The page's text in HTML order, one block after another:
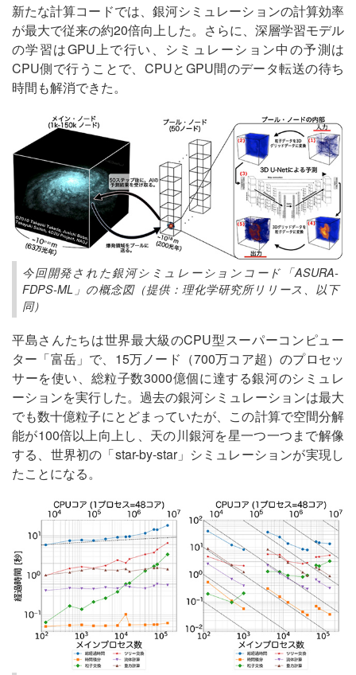
新たな計算コードでは、銀河シミュレーションの計算効率
が最大で従来の約20倍向上した。さらに、深層学習モデル
の学習はGPU上で行い、シミュレーション中の予測は
CPU側で行うことで、CPUとGPU間のデータ転送の待ち
時間も解消できた。
今回開発された銀河シミュレーションコード「ASURA-
FDPS-ML」の概念図（提供：理化学研究所リリース、以下
同）
平島さんたちは世界最大級のCPU型スーパーコンピュー
ター「富岳」で、15万ノード（700万コア超）のプロセッ
サーを使い、総粒子数3000億個に達する銀河のシミュレ
ーションを実行した。過去の銀河シミュレーションは最大
でも数十億粒子にとどまっていたが、この計算で空間分解
能が100倍以上向上し、天の川銀河を星一つ一つまで解像
する、世界初の「star-by-star」シミュレーションが実現し
たことになる。